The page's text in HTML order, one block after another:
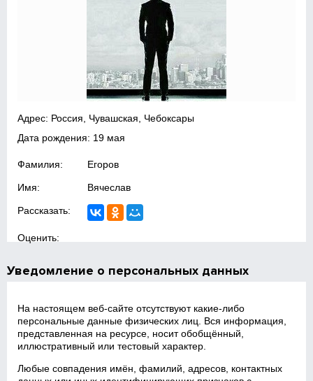
Адрес: Россия, Чувашская, Чебоксары
Дата рождения: 19 мая
Фамилия: Егоров
Имя: Вячеслав
Рассказать:
Оценить:
Уведомление о персональных данных
На настоящем веб‑сайте отсутствуют какие‑либо
персональные данные физических лиц. Вся информация,
представленная на ресурсе, носит обобщённый,
иллюстративный или тестовый характер.
Любые совпадения имён, фамилий, адресов, контактных